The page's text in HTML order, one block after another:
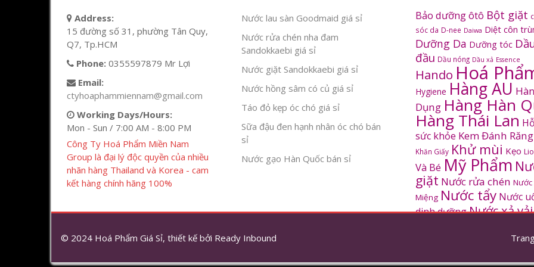
Address:
15 đường số 31, phường Tân Quy,
Q7, Tp.HCM
Phone: 0355597879 Mr Lợi
Email:
ctyhoaphammiennam@gmail.com
Working Days/Hours:
Mon - Sun / 7:00 AM - 8:00 PM
Công Ty Hoá Phẩm Miền Nam
Group là đại lý độc quyền của nhiều
nhãn hàng Thailand và Korea - cam
kết hàng chính hãng 100%
Nước lau sàn Goodmaid giá sỉ
Nước rửa chén nha đam
Sandokkaebi giá sỉ
Nước giặt Sandokkaebi giá sỉ
Nước hồng sâm có củ giá sỉ
Táo đỏ kẹp óc chó giá sỉ
Sữa đậu đen hạnh nhân óc chó bán
sỉ
Nước gạo Hàn Quốc bán sỉ
Bảo dưỡng ôtô Bột giặt
sóc da D-nee Daiwa Diệt côn
Dưỡng Da Dưỡng tóc
đầu Dầu nóng Dầu xả Essence
Hando Hoá
Hygiene Hàng AU
Dụng Hàng Hàn
Hàng Thái Lan
sức khỏe Kem Đánh Răng
Khăn Giấy Khử mùi Kẹo
Và Bé Mỹ Phẩm
giặt Nước rửa chén Nước
Miệng Nước tẩy Nước
dinh dưỡngNước xả vải
Sâm Hàn Quốc
© 2024 Hoá Phẩm Giá Sỉ, thiết kế bởi Ready Inbound